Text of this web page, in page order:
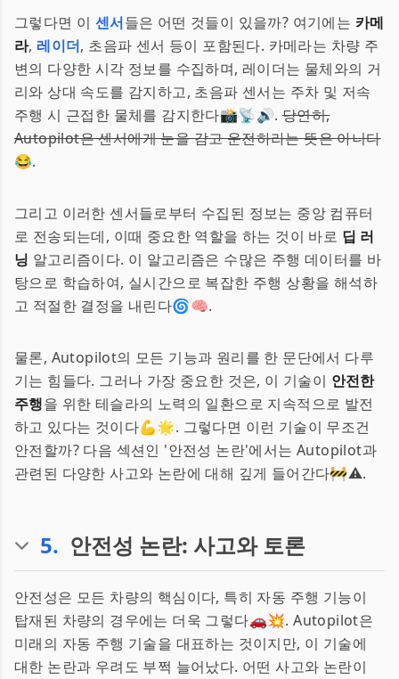
그렇다면 이 센서들은 어떤 것들이 있을까? 여기에는 카메
라, 레이더, 초음파 센서 등이 포함된다. 카메라는 차량 주
변의 다양한 시각 정보를 수집하며, 레이더는 물체와의 거
리와 상대 속도를 감지하고, 초음파 센서는 주차 및 저속
주행 시 근접한 물체를 감지한다📸📡🔊.당연히,
Autopilot은 센서에게 눈을 감고 운전하라는 뜻은 아니다
😂.
그리고 이러한 센서들로부터 수집된 정보는 중앙 컴퓨터
로 전송되는데, 이때 중요한 역할을 하는 것이 바로 딥 러
닝 알고리즘이다. 이 알고리즘은 수많은 주행 데이터를 바
탕으로 학습하여, 실시간으로 복잡한 주행 상황을 해석하
고 적절한 결정을 내린다🌀🧠.
물론, Autopilot의 모든 기능과 원리를 한 문단에서 다루
기는 힘들다. 그러나 가장 중요한 것은, 이 기술이 안전한
주행을 위한 테슬라의 노력의 일환으로 지속적으로 발전
하고 있다는 것이다💪🌟. 그렇다면 이런 기술이 무조건
안전할까? 다음 섹션인 '안전성 논란'에서는 Autopilot과
관련된 다양한 사고와 논란에 대해 깊게 들어간다🚧⚠️.
5. 안전성 논란: 사고와 토론
안전성은 모든 차량의 핵심이다, 특히 자동 주행 기능이
탑재된 차량의 경우에는 더욱 그렇다🚗💥. Autopilot은
미래의 자동 주행 기술을 대표하는 것이지만, 이 기술에
대한 논란과 우려도 부쩍 늘어났다. 어떤 사고와 논란이